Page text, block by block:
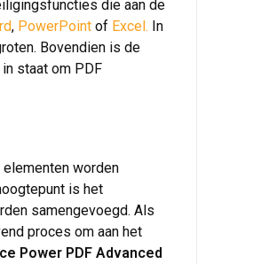
die aan de
, PowerPoint of Excel. In
Bovendien is de
in staat om PDF
worden
is het
samengevoegd. Als
proces om aan het
Power PDF Advanced